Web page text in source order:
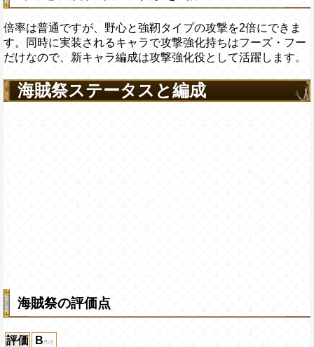
倍率は普通ですが、野心と強靭タイプの攻撃を2倍にできま
す。同時に実装されるキャラで攻撃強化持ちはフーズ・フー
だけなので、新キャラ編成は攻撃強化役として活躍します。
海賊祭ステータスと編成
海賊祭の評価点
評価 B